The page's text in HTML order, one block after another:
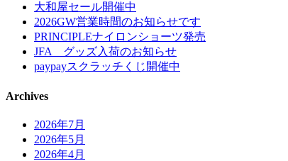
大和屋セール開催中
2026GW営業時間のお知らせです
PRINCIPLEナイロンショーツ発売
JFA グッズ入荷のお知らせ
paypayスクラッチくじ開催中
Archives
2026年7月
2026年5月
2026年4月